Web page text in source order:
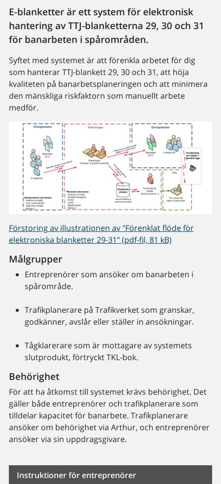
E-blanketter är ett system för elektronisk
hantering av TTJ-blanketterna 29, 30 och 31
för banarbeten i spårområden.
Syftet med systemet är att förenkla arbetet för dig
som hanterar TTJ-blankett 29, 30 och 31, att höja
kvaliteten på banarbetsplaneringen och att minimera
den mänskliga riskfaktorn som manuellt arbete
medför.
Förstoring av illustrationen av "Förenklat flöde för
elektroniska blanketter 29-31" (pdf-fil, 81 kB)
Målgrupper
Entreprenörer som ansöker om banarbeten i
spårområde.
Trafikplanerare på Trafikverket som granskar,
godkänner, avslår eller ställer in ansökningar.
Tågklarerare som är mottagare av systemets
slutprodukt, förtryckt TKL-bok.
Behörighet
För att ha åtkomst till systemet krävs behörighet. Det
gäller både entreprenörer och trafikplanerare som
tilldelar kapacitet för banarbete. Trafikplanerare
ansöker om behörighet via Arthur, och entreprenörer
ansöker via sin uppdragsgivare.
Instruktioner för entreprenörer